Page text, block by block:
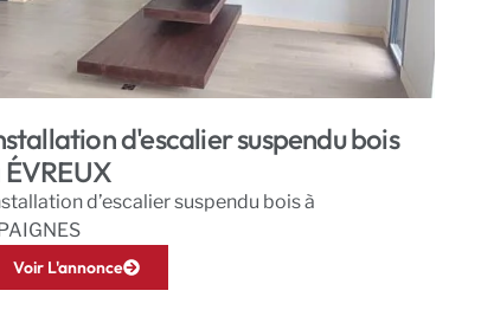
d'escalier suspendu bois
d’escalier suspendu bois à
Voir L'annonce